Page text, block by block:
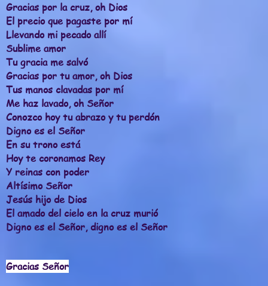
Gracias por la cruz, oh Dios
El precio que pagaste por mí
Llevando mi pecado allí
Sublime amor
Tu gracia me salvó
Gracias por tu amor, oh Dios
Tus manos clavadas por mí
Me haz lavado, oh Señor
Conozco hoy tu abrazo y tu perdón
Digno es el Señor
En su trono está
Hoy te coronamos Rey
Y reinas con poder
Altísimo Señor
Jesús hijo de Dios
El amado del cielo en la cruz murió
Digno es el Señor, digno es el Señor
Gracias Señor